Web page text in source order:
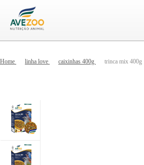
Home linha love caixinhas 400g trinca mix 400g